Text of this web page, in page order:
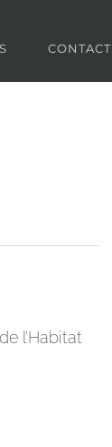
CONTACT
l’Habitat